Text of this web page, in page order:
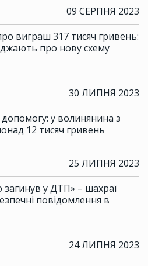
09 СЕРПНЯ 2023
виграш 317 тисяч гривень:
про нову схему
30 ЛИПНЯ 2023
у волинянина з
12 тисяч гривень
25 ЛИПНЯ 2023
загинув у ДТП» – шахраї
повідомлення в
24 ЛИПНЯ 2023